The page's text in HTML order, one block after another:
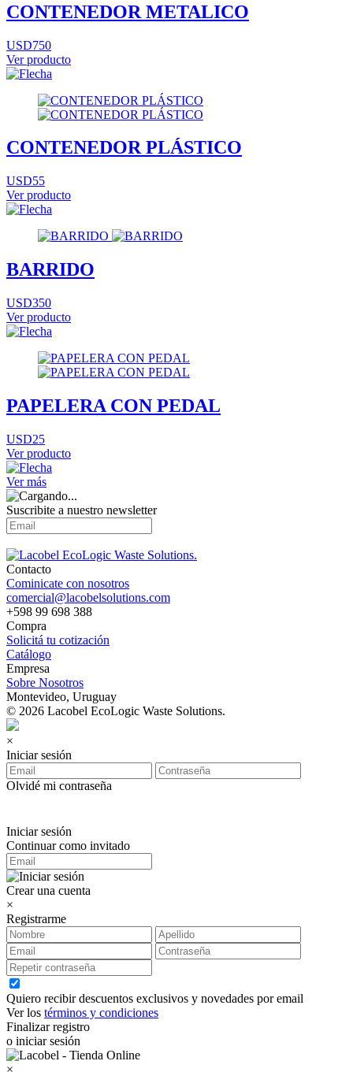
CONTENEDOR METALICO
USD750
Ver producto
CONTENEDOR PLÁSTICO
USD55
Ver producto
BARRIDO
USD350
Ver producto
PAPELERA CON PEDAL
USD25
Ver producto
Ver más
Suscribite a nuestro newsletter
Contacto
Cominicate con nosotros
comercial@lacobelsolutions.com
+598 99 698 388
Compra
Solicitá tu cotización
Catálogo
Empresa
Sobre Nosotros
Montevideo, Uruguay
© 2026 Lacobel EcoLogic Waste Solutions.
×
Iniciar sesión
Olvidé mi contraseña
Iniciar sesión
Continuar como invitado
Crear una cuenta
×
Registrarme
Quiero recibir descuentos exclusivos y novedades por email
Ver los términos y condiciones
Finalizar registro
o iniciar sesión
×